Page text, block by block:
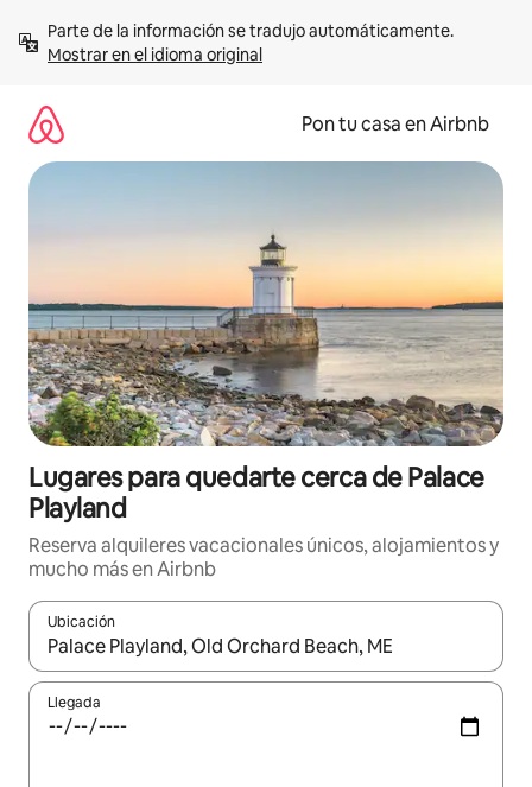
contenidoMostrar en el idioma original
Pon tu casa en Airbnb
Lugares para quedarte cerca de Palace
Playland
Reserva alquileres vacacionales únicos, alojamientos y
mucho más en Airbnb
Ubicación
Cuando los resultados estén disponibles, navega con las
Llegada